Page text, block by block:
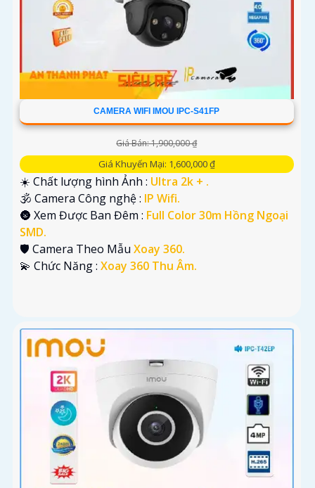
CAMERA WIFI IMOU IPC-S41FP
Giá Bán: 1,900,000 ₫
Giá Khuyến Mại: 1,600,000 ₫
☀️ Chất lượng hình Ảnh : Ultra 2k + .
🕉️ Camera Công nghệ : IP Wifi.
🌚 Xem Được Ban Đêm : Full Color 30m Hồng Ngoại
SMD.
🛡 Camera Theo Mẫu Xoay 360.
️💫 Chức Năng : Xoay 360 Thu Âm.